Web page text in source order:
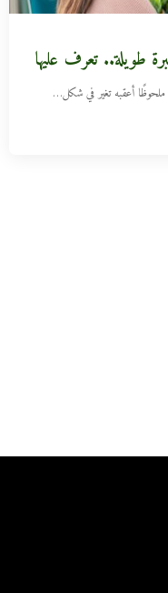
ملحوظًا أعقبه تغير في شكل…